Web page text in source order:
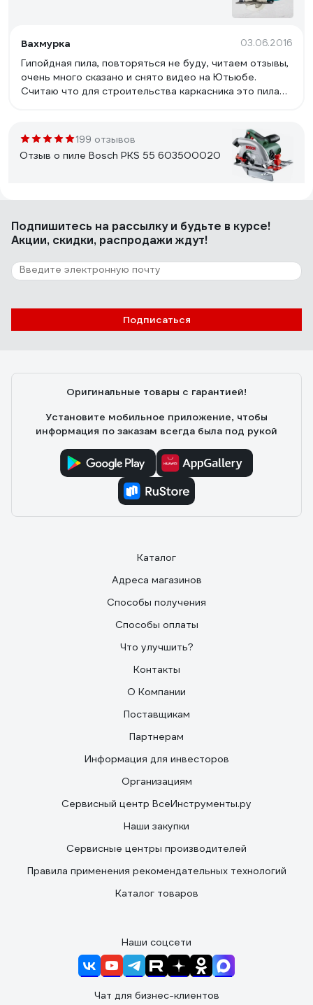
Вахмурка 03.06.2016
Гипойдная пила, повторяться не буду, читаем отзывы,
очень много сказано и снято видео на Ютьюбе.
Считаю что для строительства каркасника это пила
199 отзывов
Отзыв о пиле Bosch PKS 55 603500020
Компактная, хорошее качество сборки.
211 отзывов
с систейнером Makpac) 2. лёгкая и достаточно
металлическая нижняя половина кожуха 5. жесткое
стабильное основание 6. возможность точной
регулировки параллельности и перпендикулярности
диска относительно подошвы пилы 7. продуманная до
мелочей конструкция пилы. 8. подробная, грамотная
Подпишитесь на рассылкуи будьте в курсе!
Акции, скидки, распродажи ждут!
Подписаться
Оригинальные товары с гарантией!
Установите мобильное приложение, чтобы
информация по заказам всегда была под рукой
Каталог
Адреса магазинов
Способы получения
Способы оплаты
Что улучшить?
Контакты
О Компании
Поставщикам
Партнерам
Информация для инвесторов
Организациям
Сервисный центр ВсеИнструменты.ру
Наши закупки
Сервисные центры производителей
Правила применения рекомендательных технологий
Каталог товаров
Наши соцсети
Чат для бизнес-клиентов